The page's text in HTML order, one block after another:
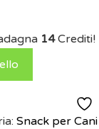
14Crediti!
Snack per Cani